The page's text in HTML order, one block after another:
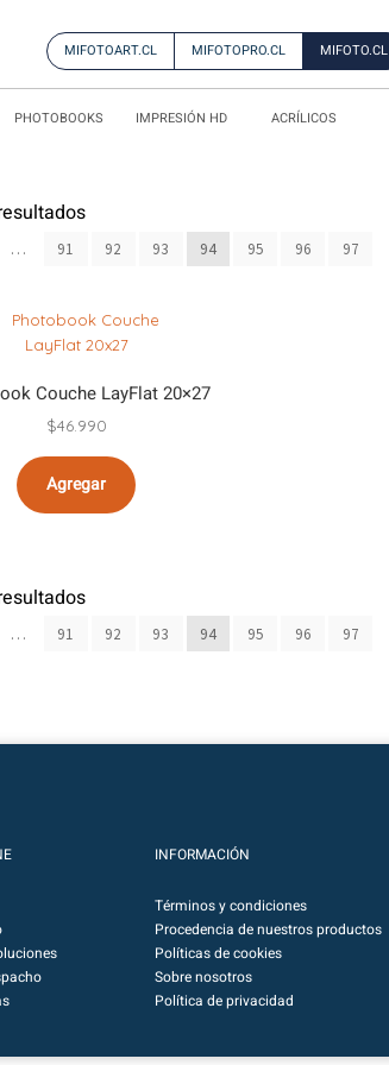
MIFOTOART.CL MIFOTOPRO.CL MIFOTO.CL
PHOTOBOOKS IMPRESIÓN HD ACRÍLICOS
… 91 92 93 94 95 96 97
Couche LayFlat 20×27
$46.990
Agregar
… 91 92 93 94 95 96 97
INFORMACIÓN
Términos y condiciones
Procedencia de nuestros productos
Políticas de cookies
Sobre nosotros
Política de privacidad